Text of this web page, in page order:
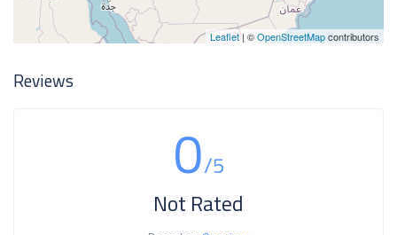
Leaflet | ©OpenStreetMapcontributors
Reviews
0/5
Not Rated